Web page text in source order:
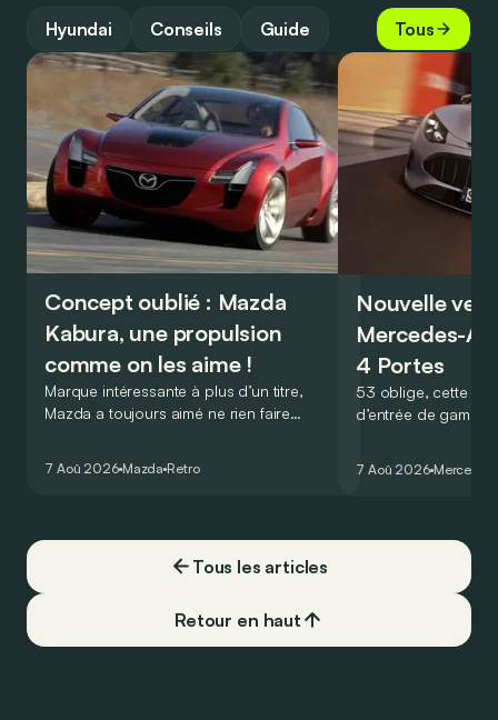
Hyundai Conseils Guide Tous
Concept oublié : Mazda
Kabura, une propulsion
comme on les aime !
Marque intéressante à plus d’un titre,
Mazda a toujours aimé ne rien faire
de la plus belle des manières…
7 Aoû 2026 Mazda Retro
Nouvelle
Mercedes-
4 Portes
53 oblige, cette
d’entrée de
moins…
7 Aoû 2026 Mercedes
Tous les articles
Retour en haut